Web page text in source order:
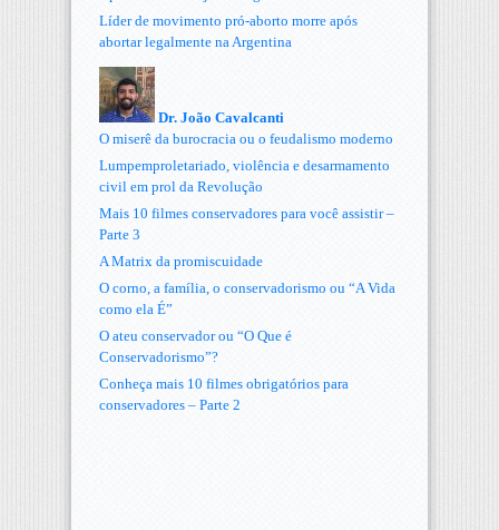
Líder de movimento pró-aborto morre após
abortar legalmente na Argentina
Dr. João Cavalcanti
O miserê da burocracia ou o feudalismo moderno
Lumpemproletariado, violência e desarmamento
civil em prol da Revolução
Mais 10 filmes conservadores para você assistir –
Parte 3
A Matrix da promiscuidade
O corno, a família, o conservadorismo ou “A Vida
como ela É”
O ateu conservador ou “O Que é
Conservadorismo”?
Conheça mais 10 filmes obrigatórios para
conservadores – Parte 2